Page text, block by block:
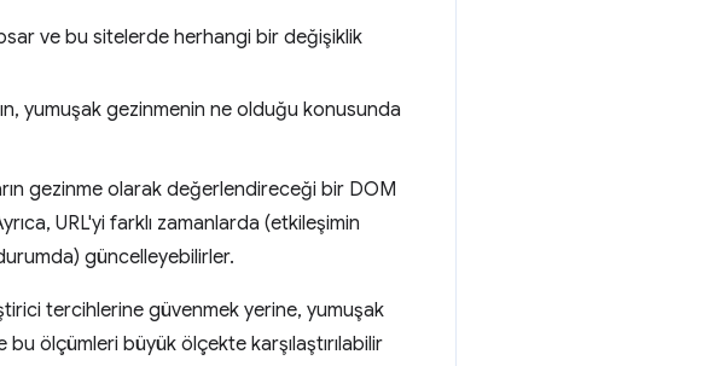
ve bu sitelerde herhangi bir değişiklik
yumuşak gezinmenin ne olduğu konusunda
gezinme olarak değerlendireceği bir DOM
URL'yi farklı zamanlarda (etkileşimin
güncelleyebilirler.
tercihlerine güvenmek yerine, yumuşak
ölçümleri büyük ölçekte karşılaştırılabilir